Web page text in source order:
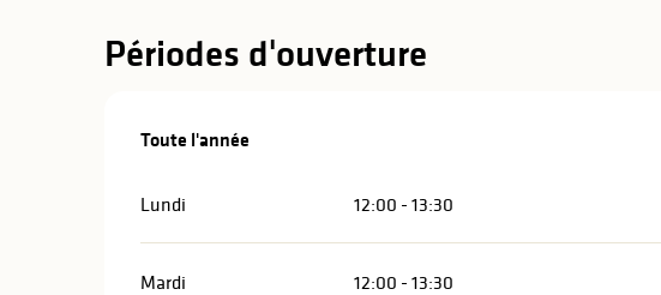
Périodes d'ouverture
Toute l'année
Toute l'année
Lundi 12:00 - 13:30
Mardi 12:00 - 13:30